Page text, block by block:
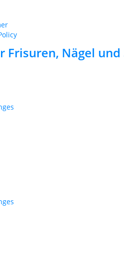
Frisuren, Nägel